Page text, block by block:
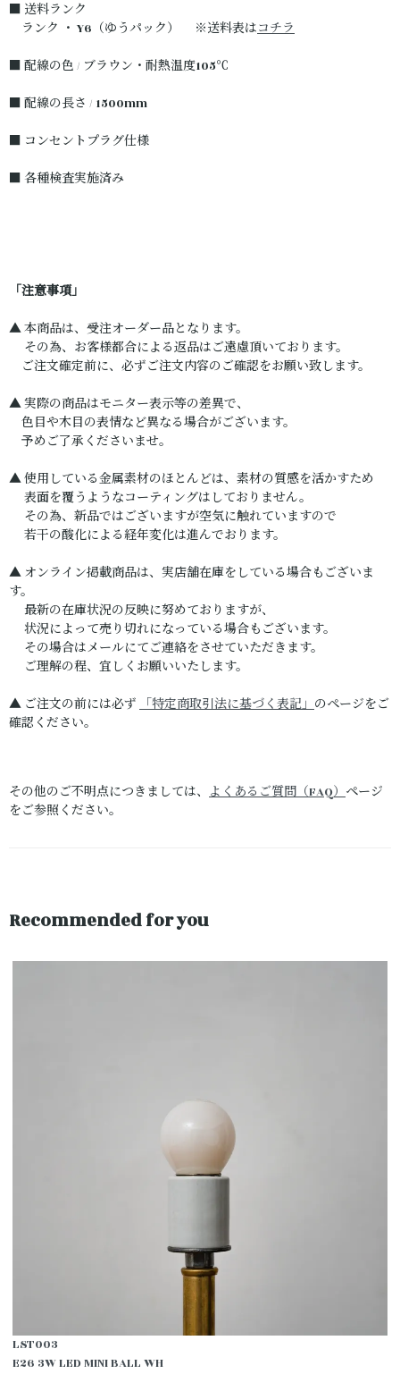
■ 送料ランク
ランク ・ Y6（ゆうパック） ※送料表はコチラ
■ 配線の色 / ブラウン・耐熱温度105℃
■ 配線の長さ / 1500mm
■ コンセントプラグ仕様
■ 各種検査実施済み
「注意事項」
▲ 本商品は、受注オーダー品となります。
その為、お客様都合による返品はご遠慮頂いております。
ご注文確定前に、必ずご注文内容のご確認をお願い致します。
▲ 実際の商品はモニター表示等の差異で、
色目や木目の表情など異なる場合がございます。
予めご了承くださいませ。
▲ 使用している金属素材のほとんどは、素材の質感を活かすため
表面を覆うようなコーティングはしておりません。
その為、新品ではございますが空気に触れていますので
若干の酸化による経年変化は進んでおります。
▲ オンライン掲載商品は、実店舗在庫をしている場合もございま
す。
最新の在庫状況の反映に努めておりますが、
状況によって売り切れになっている場合もございます。
その場合はメールにてご連絡をさせていただきます。
ご理解の程、宜しくお願いいたします。
▲ ご注文の前には必ず 「特定商取引法に基づく表記」のページをご
確認ください。
その他のご不明点につきましては、 よくあるご質問（FAQ）ページ
をご参照ください。
Recommended for you
LST003
E26 3W LED MINI BALL WH